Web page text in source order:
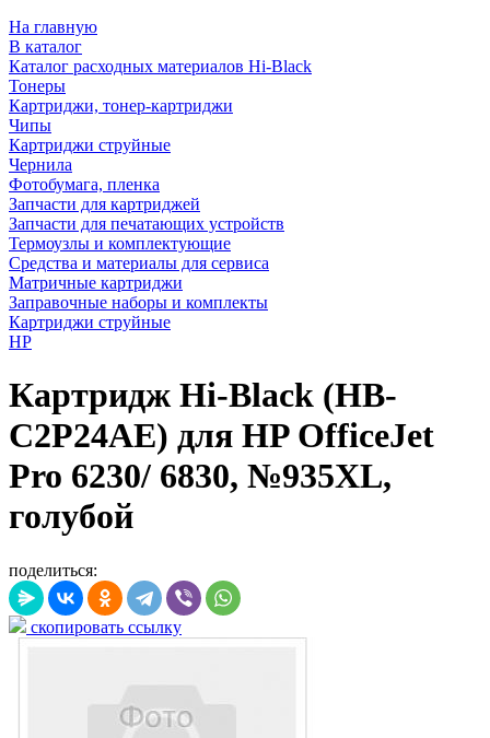
На главную
В каталог
Каталог расходных материалов Hi-Black
Тонеры
Картриджи, тонер-картриджи
Чипы
Картриджи струйные
Чернила
Фотобумага, пленка
Запчасти для картриджей
Запчасти для печатающих устройств
Термоузлы и комплектующие
Средства и материалы для сервиса
Матричные картриджи
Заправочные наборы и комплекты
Картриджи струйные
HP
Картридж Hi-Black (HB-
C2P24AE) для HP OfficeJet
Pro 6230/ 6830, №935XL,
голубой
поделиться:
скопировать ссылку